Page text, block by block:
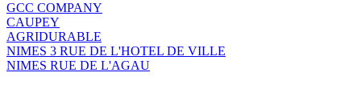
GCC COMPANY
CAUPEY
AGRIDURABLE
NIMES 3 RUE DE L'HOTEL DE VILLE
NIMES RUE DE L'AGAU